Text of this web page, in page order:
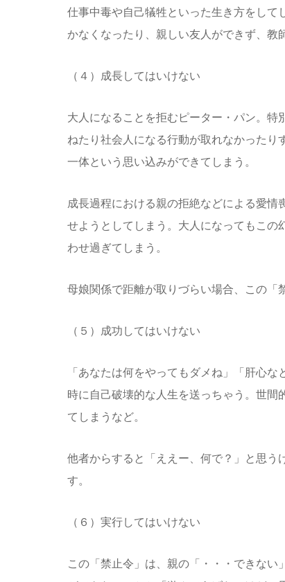
仕事中毒や自己犠牲といった生き方をして
かなくなったり、親しい友人ができず、教
（４）成長してはいけない
大人になることを拒むピーター・パン。
ねたり社会人になる行動が取れなかった
一体という思い込みができてしまう。
成長過程における親の拒絶などによる愛
せようとしてしまう。大人になってもこの
わせ過ぎてしまう。
母娘関係で距離が取りづらい場合、この「
（５）成功してはいけない
「あなたは何をやってもダメね」「肝心
時に自己破壊的な人生を送っちゃう。世間
てしまうなど。
他者からすると「ええー、何で？」と思う
す。
（６）実行してはいけない
この「禁止令」は、親の「・・・できな